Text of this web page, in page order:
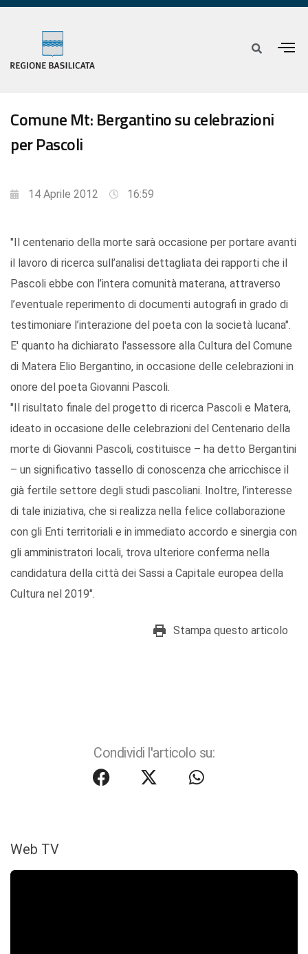
Comune Mt: Bergantino su celebrazioni
per Pascoli
14 Aprile 2012 16:59
"Il centenario della morte sarà occasione per portare avanti
il lavoro di ricerca sull’analisi dettagliata dei rapporti che il
Pascoli ebbe con l’intera comunità materana, attraverso
l’eventuale reperimento di documenti autografi in grado di
testimoniare l’interazione del poeta con la società lucana".
E' quanto ha dichiarato l'assessore alla Cultura del Comune
di Matera Elio Bergantino, in occasione delle celebrazioni in
onore del poeta Giovanni Pascoli.
"Il risultato finale del progetto di ricerca Pascoli e Matera,
ideato in occasione delle celebrazioni del Centenario della
morte di Giovanni Pascoli, costituisce – ha detto Bergantini
– un significativo tassello di conoscenza che arricchisce il
già fertile settore degli studi pascoliani. Inoltre, l’interesse
di tale iniziativa, che si realizza nella felice collaborazione
con gli Enti territoriali e in immediato accordo e sinergia con
gli amministratori locali, trova ulteriore conferma nella
candidatura della città dei Sassi a Capitale europea della
Cultura nel 2019".
Stampa questo articolo
Condividi l'articolo su:
Web TV